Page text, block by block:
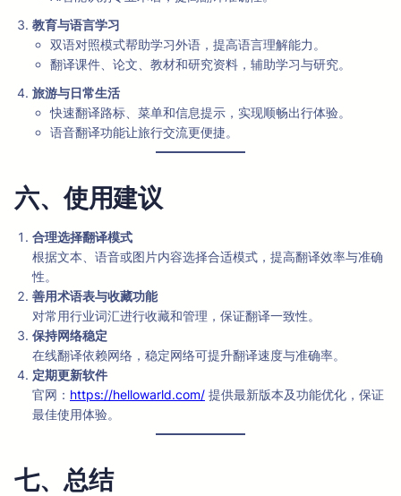
教育与语言学习
双语对照模式帮助学习外语，提高语言理解能力。
翻译课件、论文、教材和研究资料，辅助学习与研究。
旅游与日常生活
快速翻译路标、菜单和信息提示，实现顺畅出行体验。
语音翻译功能让旅行交流更便捷。
六、使用建议
合理选择翻译模式
根据文本、语音或图片内容选择合适模式，提高翻译效率与准确
性。
善用术语表与收藏功能
对常用行业词汇进行收藏和管理，保证翻译一致性。
保持网络稳定
在线翻译依赖网络，稳定网络可提升翻译速度与准确率。
定期更新软件
官网： https://hellowarld.com/ 提供最新版本及功能优化，保证
最佳使用体验。
七、总结